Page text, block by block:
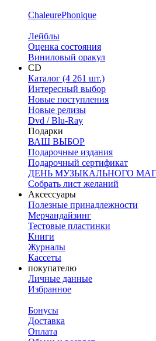
ChaleurePhonique
Лейблы
Оценка состояния
Виниловый оракул
CD
Каталог (4 261 шт.)
Интересный выбор
Новые поступления
Новые релизы
Dvd / Blu-Ray
Подарки
ВАШ ВЫБОР
Подарочные издания
Подарочный сертификат
ДЕНЬ МУЗЫКАЛЬНОГО
Собрать лист желаний
Аксессуары
Полезные принадлежности
Мерчандайзинг
Тестовые пластинки
Книги
Журналы
Кассеты
покупателю
Личные данные
Избранное
Бонусы
Доставка
Оплата